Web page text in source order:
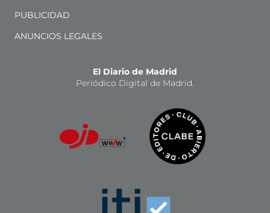
PUBLICIDAD
ANUNCIOS LEGALES
El Diario de Madrid
Periódico Digital de Madrid.